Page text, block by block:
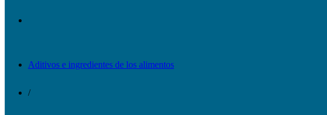
Aditivos e ingredientes de los alimentos
/